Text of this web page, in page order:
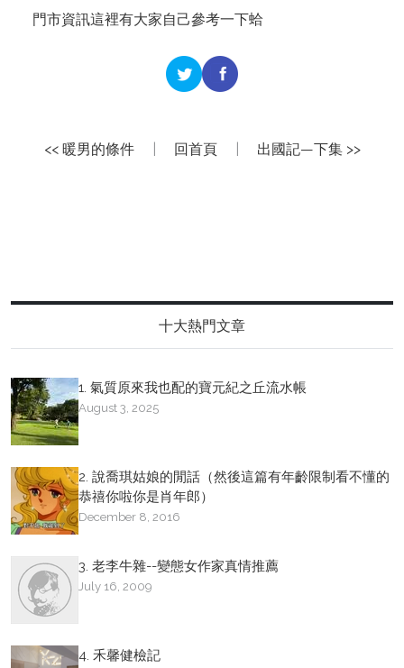
門市資訊這裡有大家自己參考一下蛤
<< 暖男的條件 回首頁 出國記—下集 >>
十大熱門文章
1. 氣質原來我也配的寶元紀之丘流水帳
August 3, 2025
2. 說喬琪姑娘的閒話（然後這篇有年齡限制看不懂的
恭禧你啦你是肖年郎）
December 8, 2016
3. 老李牛雜--變態女作家真情推薦
July 16, 2009
4. 禾馨健檢記